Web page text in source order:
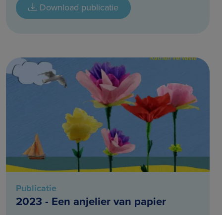
Download publicatie
Publicatie
2023 - Een anjelier van papier